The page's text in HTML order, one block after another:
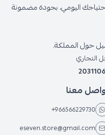
اليومي، بجودة مضمونة
التجاري
معنا
+966566229730
eseven.store@gmail.com